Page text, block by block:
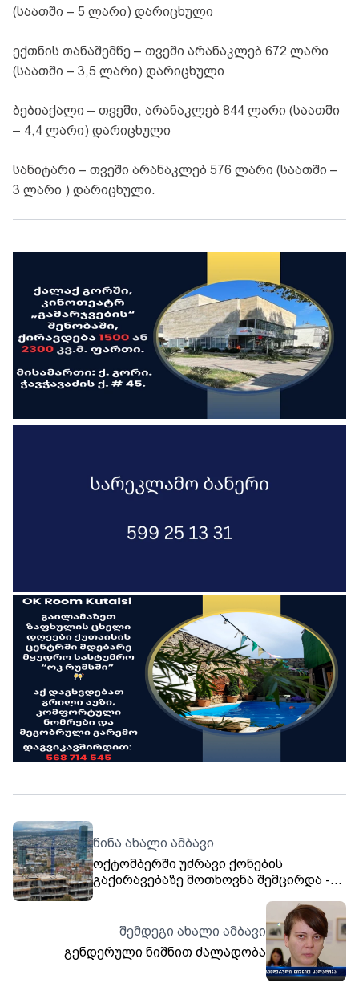
(საათში – 5 ლარი) დარიცხული
ექთნის თანაშემწე – თვეში არანაკლებ 672 ლარი
(საათში – 3,5 ლარი) დარიცხული
ბებიაქალი – თვეში, არანაკლებ 844 ლარი (საათში
– 4,4 ლარი) დარიცხული
სანიტარი – თვეში არანაკლებ 576 ლარი (საათში –
3 ლარი ) დარიცხული.
წინა ახალი ამბავი
ოქტომბერში უძრავი ქონების
გაქირავებაზე მოთხოვნა შემცირდა -
შემდეგი ახალი ამბავი
გენდერული ნიშნით ძალადობა